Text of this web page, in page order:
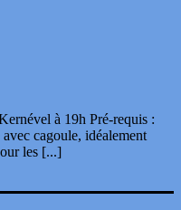
à 19h Pré-requis :
cagoule, idéalement
les [...]